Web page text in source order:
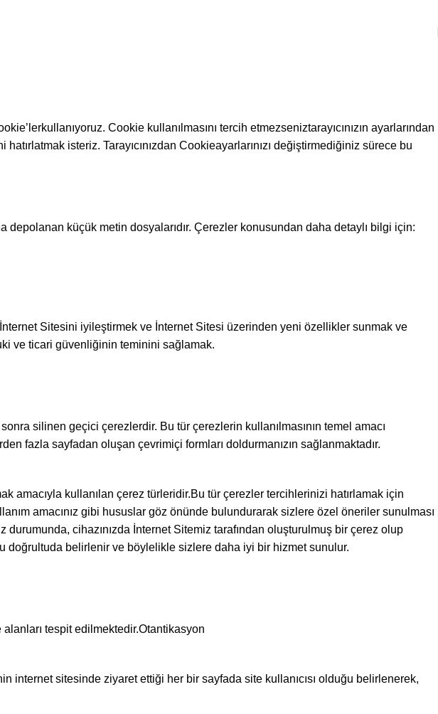
Cookie kullanılmasını tercih etmezseniztarayıcınızın ayarlarından
isteriz. Tarayıcınızdan Cookieayarlarınızı değiştirmediğiniz sürece bu
depolanan küçük metin dosyalarıdır. Çerezler konusundan daha detaylı bilgi için:
Sitesini iyileştirmek ve İnternet Sitesi üzerinden yeni özellikler sunmak ve
ve ticari güvenliğinin teminini sağlamak.
silinen geçici çerezlerdir. Bu tür çerezlerin kullanılmasının temel amacı
fazla sayfadan oluşan çevrimiçi formları doldurmanızın sağlanmaktadır.
amacıyla kullanılan çerez türleridir.Bu tür çerezler tercihlerinizi hatırlamak için
amacınız gibi hususlar göz önünde bulundurarak sizlere özel öneriler sunulması
cihazınızda İnternet Sitemiz tarafından oluşturulmuş bir çerez olup
doğrultuda belirlenir ve böylelikle sizlere daha iyi bir hizmet sunulur.
tespit edilmektedir.Otantikasyon
sitesinde ziyaret ettiği her bir sayfada site kullanıcısı olduğu belirlenerek,